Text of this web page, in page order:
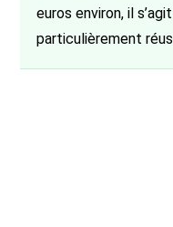
euros environ, il
particulièrement